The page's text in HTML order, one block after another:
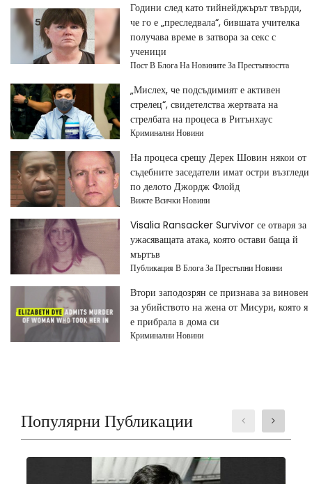
Години след като тийнейджърът твърди,
че го е „преследвала“, бившата учителка
получава време в затвора за секс с
ученици
Пост В Блога На Новините За Престъпността
„Мислех, че подсъдимият е активен
стрелец“, свидетелства жертвата на
стрелбата на процеса в Ритънхаус
Криминални Новини
На процеса срещу Дерек Шовин някои от
съдебните заседатели имат остри възгледи
по делото Джордж Флойд
Вижте Всички Новини
Visalia Ransacker Survivor се отваря за
ужасяващата атака, която остави баща й
мъртъв
Публикация В Блога За Престъпни Новини
Втори заподозрян се признава за виновен
за убийството на жена от Мисури, която я
е прибрала в дома си
Криминални Новини
Популярни Публикации